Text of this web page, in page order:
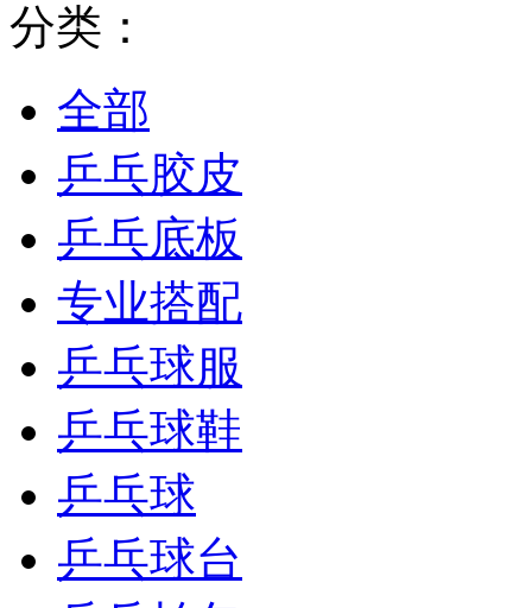
分类：
全部
乒乓胶皮
乒乓底板
专业搭配
乒乓球服
乒乓球鞋
乒乓球
乒乓球台